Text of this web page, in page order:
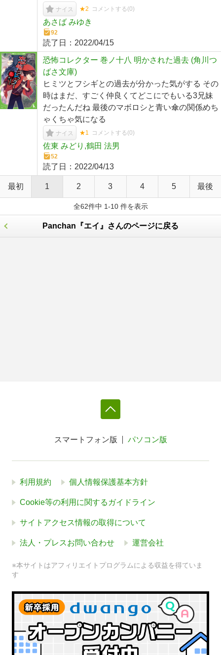
ナイス ★2 コメントする(0)
あさば みゆき
92
読了日： 2022/04/15
恐怖コレクター 巻ノ十八 明かされた過去 (角川つ
ばさ文庫)
ヒミツとフシギとの過去が分かった気がする その
時はまだ、すごく仲良くてどこにでもいる3兄妹
だったんだね 最後のマボロシと青い傘の関係めち
ゃくちゃ気になる
ナイス ★1 コメントする(0)
佐東 みどり,鶴田 法男
52
読了日： 2022/04/13
最初 1 2 3 4 5 最後
全62件中 1-10 件を表示
Panchan『エイ』さんのページに戻る
スマートフォン版 パソコン版
利用規約 個人情報保護基本方針
Cookie等の利用に関するガイドライン
サイトアクセス情報の取得について
法人・プレスお問い合わせ 運営会社
※本サイトはアフィリエイトプログラムによる収益を得ていま
す